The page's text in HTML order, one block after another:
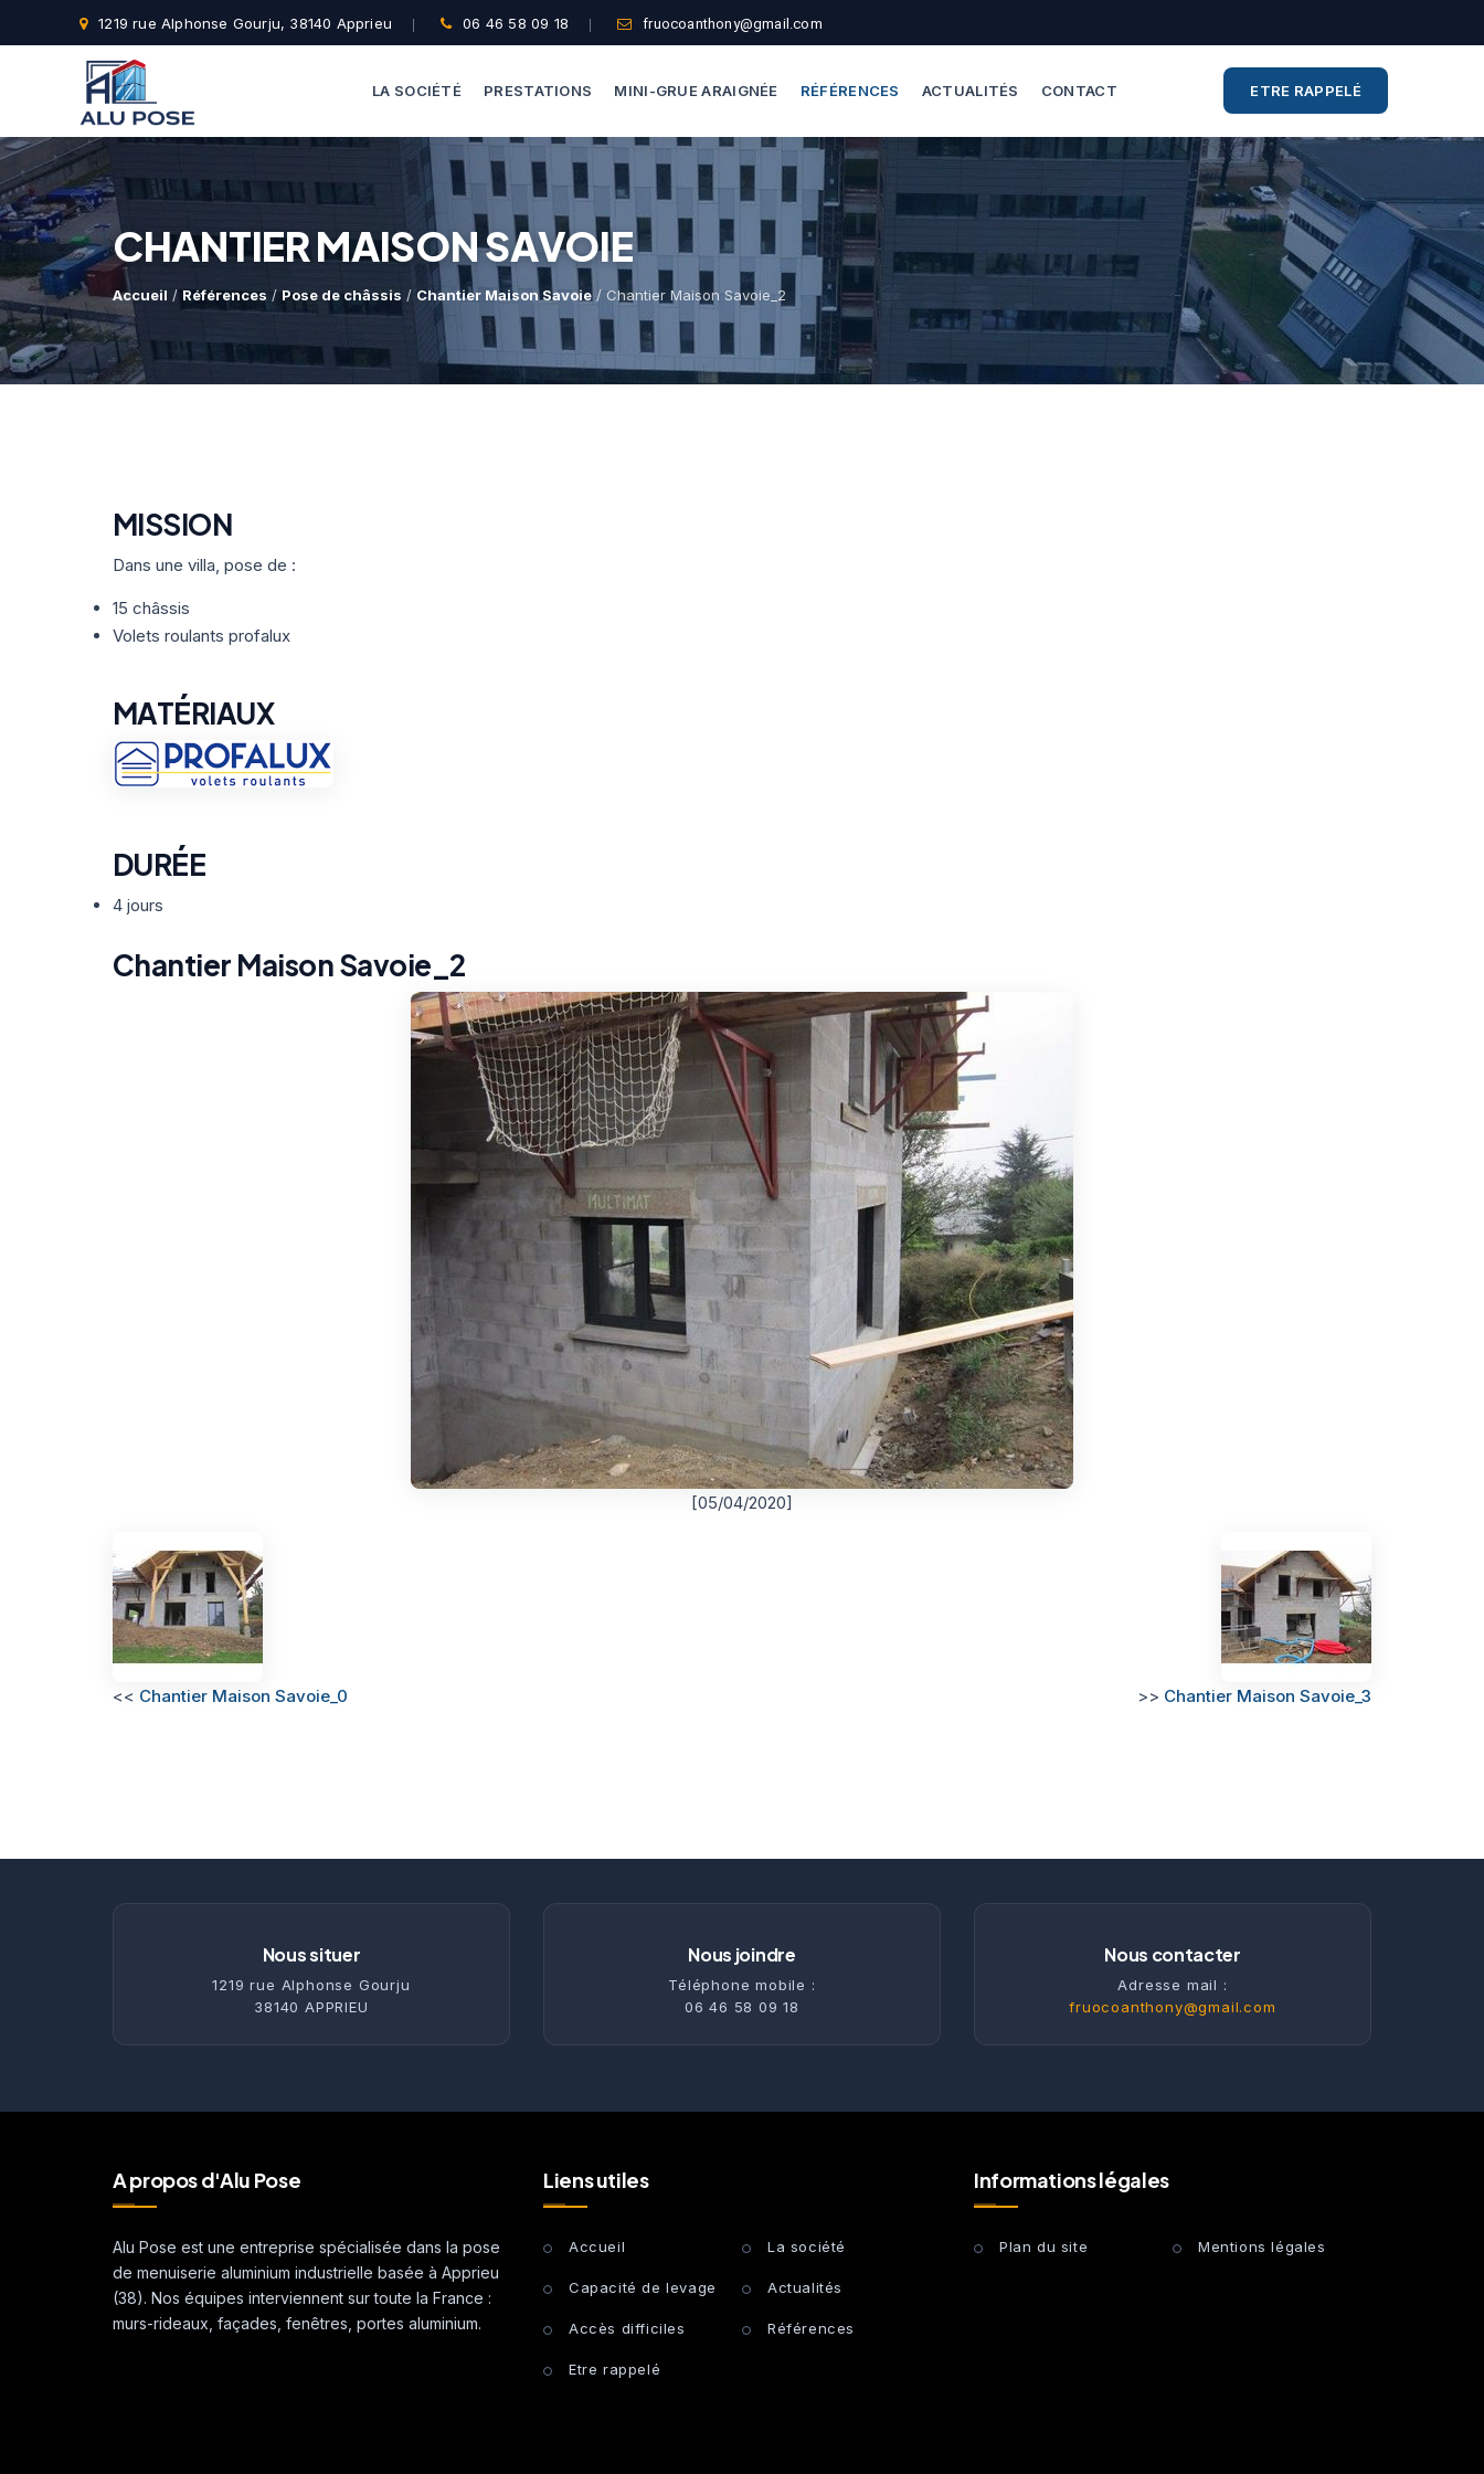
1219 rue Alphonse Gourju, 38140 Apprieu 06 46 58 09 18 fruocoanthony@gmail.com
LA SOCIÉTÉ PRESTATIONS
Dépannage Vitrages
Vitrine Magasin
Expertise Bris De Glace
Recherche De Fuite
MINI-GRUE ARAIGNÉE
Capacité De Levage
Accès Difficiles
Nos Formules
RÉFÉRENCES ACTUALITÉS CONTACT ETRE RAPPELÉ
CHANTIER MAISON SAVOIE
Accueil / Références /Pose de châssis / Chantier Maison Savoie / Chantier Maison Savoie_2
MISSION
Dans une villa, pose de :
15 châssis
Volets roulants profalux
MATÉRIAUX
DURÉE
4 jours
Chantier Maison Savoie_2
[05/04/2020]
<< Chantier Maison Savoie_0 >> Chantier Maison Savoie_3
Nous situer
1219 rue Alphonse Gourju
38140 APPRIEU
Nous joindre
Téléphone mobile :
06 46 58 09 18
Nous contacter
Adresse mail :
fruocoanthony@gmail.com
A propos d'Alu Pose
Alu Pose est une entreprise spécialisée dans la pose
de menuiserie aluminium industrielle basée à Apprieu
(38). Nos équipes interviennent sur toute la France :
murs-rideaux, façades, fenêtres, portes aluminium.
Liens utiles
Accueil La société
Capacité de levage Actualités
Accès difficiles Références
Etre rappelé
Informations légales
Plan du site Mentions légales